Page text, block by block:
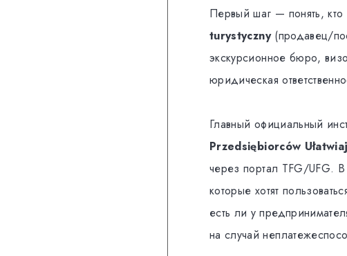
Первый шаг — понять,
turystyczny(продавец/
экскурсионное бюро,
юридическая
Главный официальный
Przedsiębiorców
через портал TFG/UFG.
которые хотят
есть ли у
на случай